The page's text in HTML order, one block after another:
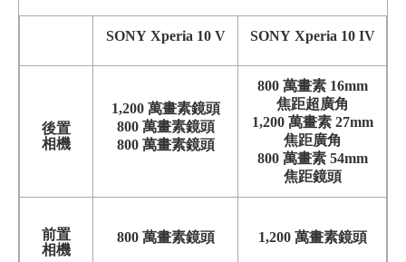
SONY Xperia 10 V SONY Xperia 10 IV
後置
相機
1,200 萬畫素鏡頭
800 萬畫素鏡頭
800 萬畫素鏡頭
800 萬畫素 16mm
焦距超廣角
1,200 萬畫素 27mm
焦距廣角
800 萬畫素 54mm
焦距鏡頭
前置
相機
800 萬畫素鏡頭 1,200 萬畫素鏡頭